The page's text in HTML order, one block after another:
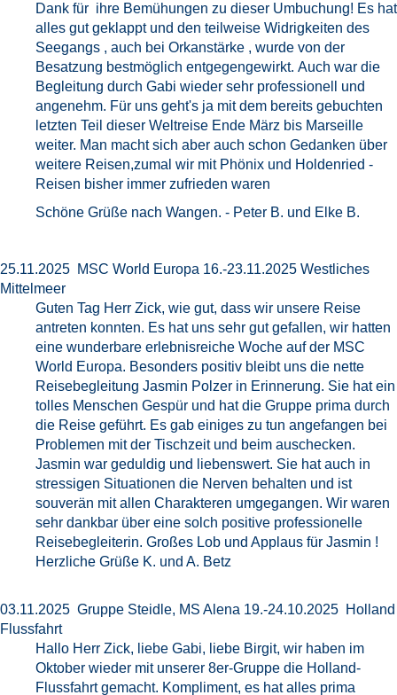
Dank für ihre Bemühungen zu dieser Umbuchung! Es hat
alles gut geklappt und den teilweise Widrigkeiten des
Seegangs , auch bei Orkanstärke , wurde von der
Besatzung bestmöglich entgegengewirkt. Auch war die
Begleitung durch Gabi wieder sehr professionell und
angenehm. Für uns geht's ja mit dem bereits gebuchten
letzten Teil dieser Weltreise Ende März bis Marseille
weiter. Man macht sich aber auch schon Gedanken über
weitere Reisen,zumal wir mit Phönix und Holdenried -
Reisen bisher immer zufrieden waren
Schöne Grüße nach Wangen. - Peter B. und Elke B.
25.11.2025 MSC World Europa 16.-23.11.2025 Westliches
Mittelmeer
Guten Tag Herr Zick, wie gut, dass wir unsere Reise
antreten konnten. Es hat uns sehr gut gefallen, wir hatten
eine wunderbare erlebnisreiche Woche auf der MSC
World Europa. Besonders positiv bleibt uns die nette
Reisebegleitung Jasmin Polzer in Erinnerung. Sie hat ein
tolles Menschen Gespür und hat die Gruppe prima durch
die Reise geführt. Es gab einiges zu tun angefangen bei
Problemen mit der Tischzeit und beim auschecken.
Jasmin war geduldig und liebenswert. Sie hat auch in
stressigen Situationen die Nerven behalten und ist
souverän mit allen Charakteren umgegangen. Wir waren
sehr dankbar über eine solch positive professionelle
Reisebegleiterin. Großes Lob und Applaus für Jasmin !
Herzliche Grüße K. und A. Betz
03.11.2025 Gruppe Steidle, MS Alena 19.-24.10.2025 Holland
Flussfahrt
Hallo Herr Zick, liebe Gabi, liebe Birgit, wir haben im
Oktober wieder mit unserer 8er-Gruppe die Holland-
Flussfahrt gemacht. Kompliment, es hat alles prima